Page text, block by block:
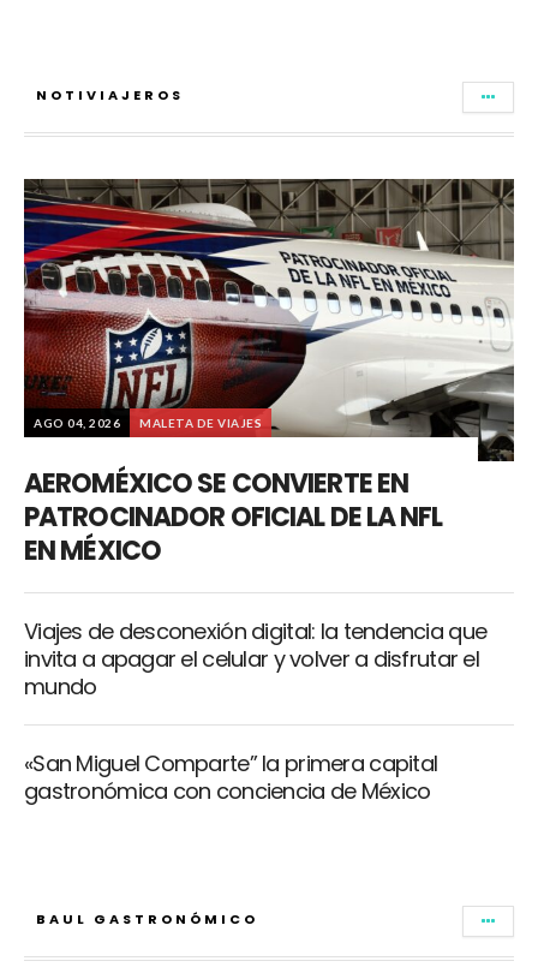
NOTIVIAJEROS
AGO 04, 2026 MALETA DE VIAJES
AEROMÉXICO SE CONVIERTE EN
PATROCINADOR OFICIAL DE LA NFL
EN MÉXICO
Viajes de desconexión digital: la tendencia que
invita a apagar el celular y volver a disfrutar el
mundo
«San Miguel Comparte” la primera capital
gastronómica con conciencia de México
BAUL GASTRONÓMICO